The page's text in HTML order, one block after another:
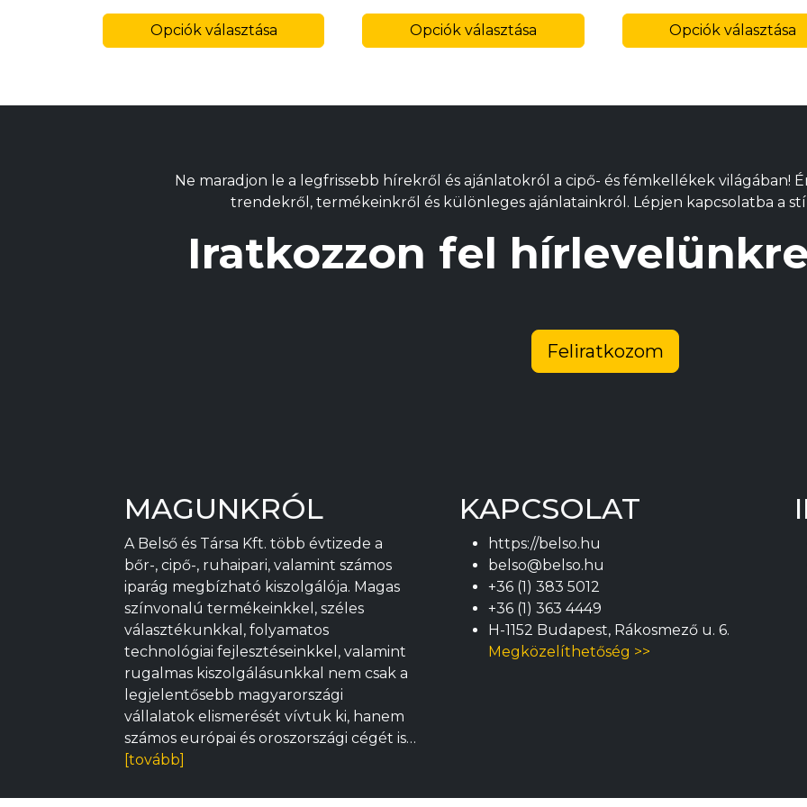
Opciók választása
terméknek
a
termékoldalon
ki
Opciók választása
terméknek
a
termékoldalon
ki
Opciók választása
Ne maradjon le a legfrissebb hírekről és ajánlatokról a cipő- és fémkellékek világában!
trendekről, termékeinkről és különleges ajánlatainkról. Lépjen kapcsolatba a
Iratkozzon fel
Feliratkozom
MAGUNKRÓL
A Belső és Társa Kft. több évtizede a
bőr-, cipő-, ruhaipari, valamint számos
iparág megbízható kiszolgálója. Magas
színvonalú termékeinkkel, széles
választékunkkal, folyamatos
technológiai fejlesztéseinkkel, valamint
rugalmas kiszolgálásunkkal nem csak a
legjelentősebb magyarországi
vállalatok elismerését vívtuk ki, hanem
számos európai és oroszországi cégét is…
[tovább]
KAPCSOLAT
https://belso.hu
belso@belso.hu
+36 (1) 383 5012
+36 (1) 363 4449
H-1152 Budapest, Rákosmező u. 6.
Megközelíthetőség >>